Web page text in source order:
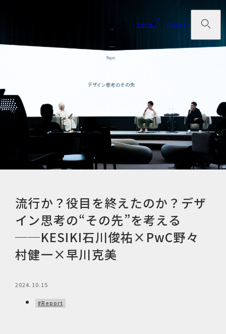
Series
14
About
流行か？役目を終えたのか？デザ
イン思考の“その先”を考える
──KESIKI石川俊祐×PwC野々
村健一×早川克美
2024.10.15
#Report